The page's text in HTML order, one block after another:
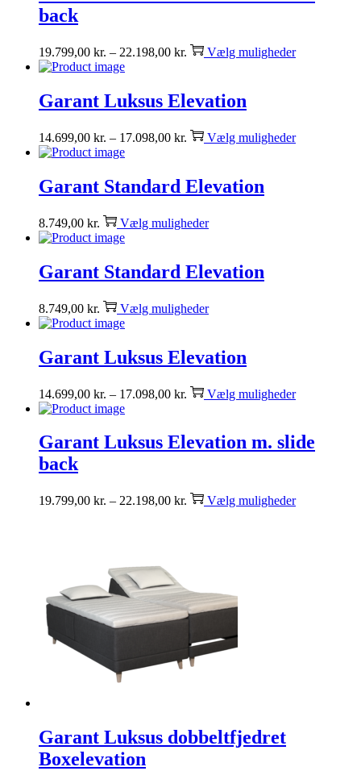
back
19.799,00 kr. – 22.198,00 kr. Vælg muligheder
Garant Luksus Elevation
14.699,00 kr. – 17.098,00 kr. Vælg muligheder
Garant Standard Elevation
8.749,00 kr. Vælg muligheder
Garant Standard Elevation
8.749,00 kr. Vælg muligheder
Garant Luksus Elevation
14.699,00 kr. – 17.098,00 kr. Vælg muligheder
Garant Luksus Elevation m. slide
back
19.799,00 kr. – 22.198,00 kr. Vælg muligheder
Garant Luksus dobbeltfjedret
Boxelevation